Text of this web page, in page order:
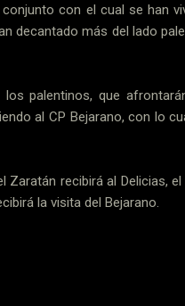
con el cual se han
decantado más del lado
palentinos, que
al CP Bejarano, con lo
recibirá al Delicias,
la visita del Bejarano.